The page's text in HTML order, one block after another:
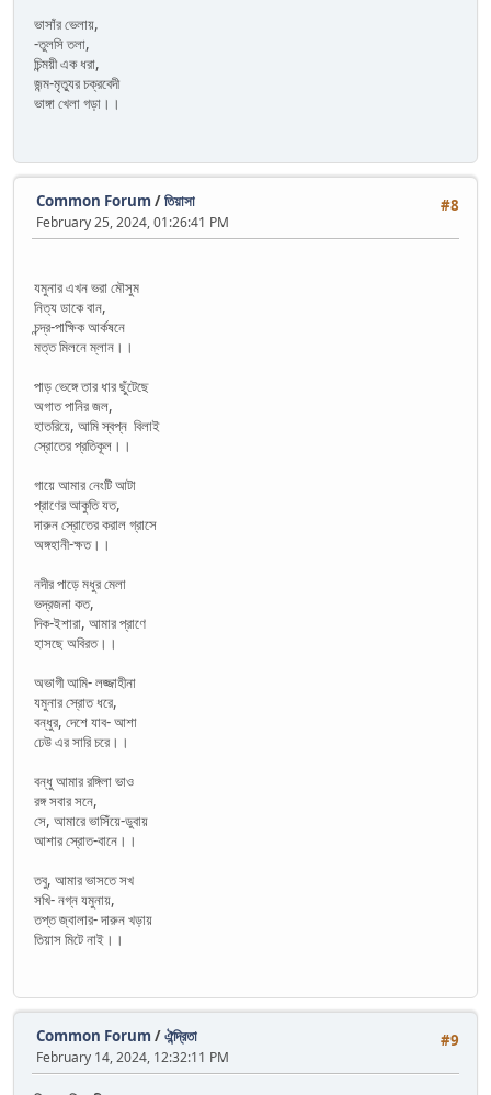
ভাসাঁর ভেলায়,
-তুলসি তলা,
চিন্ময়ী এক ধরা,
জন্ম-মৃত্যুর চক্রবেদী
ভাঙ্গা খেলা গড়া।।
#8
Common Forum /তিয়াসা
February 25, 2024, 01:26:41 PM
যমুনার এখন ভরা মৌসুম
নিত্য ডাকে বান,
চন্দ্র-পাক্ষিক আর্কষনে
মত্ত মিলনে ম্লান।।
পাড় ভেঙ্গে তার ধার ছুঁটেছে
অগাত পানির জল,
হাতরিয়ে, আমি স্বপ্ন বিলাই
স্রোতের প্রতিকূল।।
গায়ে আমার নেংটি আটা
প্রাণের আকুতি যত,
দারুন স্রোতের করাল গ্রাসে
অঙ্গহানী-ক্ষত।।
নদীর পাড়ে মধুর মেলা
ভদ্রজনা কত,
দিক-ইশারা, আমার প্রাণে
হাসছে অবিরত।।
অভাগী আমি- লজ্জাহীনা
যমুনার স্রোত ধরে,
বন্ধুর, দেশে যাব- আশা
ঢেউ এর সারি চরে।।
বন্ধু আমার রঙ্গিলা ভাও
রঙ্গ সবার সনে,
সে, আমারে ভাসিঁয়ে-ডুবায়
আশার স্রোত-বানে।।
তবু, আমার ভাসতে সখ
সখি- নগ্ন যমুনায়,
তপ্ত জ্বালার- দারুন খড়ায়
তিয়াস মিটে নাই।।
#9
Common Forum /ঐন্দ্রিতা
February 14, 2024, 12:32:11 PM